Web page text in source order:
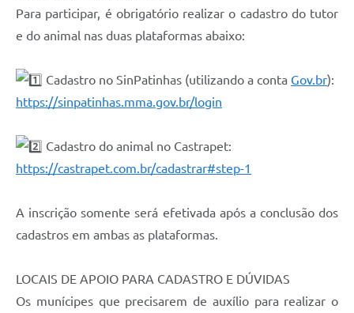
Para participar, é obrigatório realizar o cadastro do tutor
e do animal nas duas plataformas abaixo:
Cadastro no SinPatinhas (utilizando a conta Gov.br):
https://sinpatinhas.mma.gov.br/login
Cadastro do animal no Castrapet:
https://castrapet.com.br/cadastrar#step-1
A inscrição somente será efetivada após a conclusão dos
cadastros em ambas as plataformas.
LOCAIS DE APOIO PARA CADASTRO E DÚVIDAS
Os munícipes que precisarem de auxílio para realizar o